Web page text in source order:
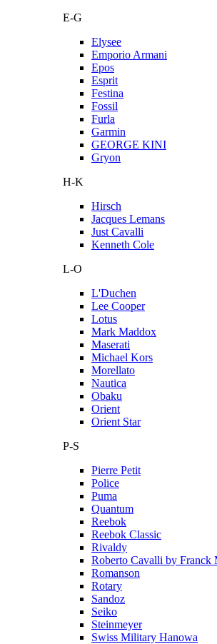
E-G
Elysee
Emporio Armani
Epos
Esprit
Festina
Fossil
Furla
Garmin
GEORGE KINI
Gryon
H-K
Hirsch
Jacques Lemans
Just Cavalli
Kenneth Cole
L-O
L'Duchen
Lee Cooper
Lotus
Mark Maddox
Maserati
Michael Kors
Morellato
Nautica
Obaku
Orient
Orient Star
P-S
Pierre Petit
Police
Puma
Quantum
Reebok
Reebok Classic
Rivaldy
Roberto Cavalli by Franck
Romanson
Rotary
Sandoz
Seiko
Steinmeyer
Swiss Military Hanowa